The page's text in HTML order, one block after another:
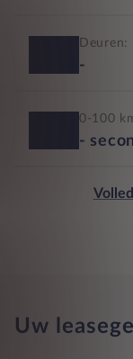
Deuren:
-
0-100
-
Uw